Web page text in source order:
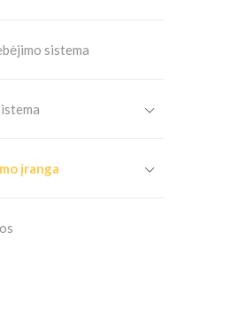
sistema
įranga